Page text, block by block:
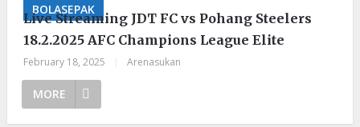
BOLASEPAK
Live Streaming JDT FC vs Pohang Steelers
18.2.2025 AFC Champions League Elite
February 18, 2025 Arenasukan
MORE